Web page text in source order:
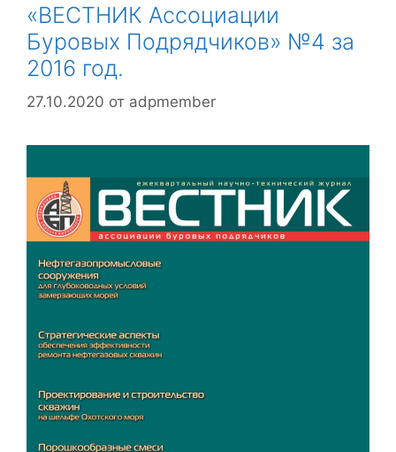
«ВЕСТНИК Ассоциации
Буровых Подрядчиков» №4 за
2016 год.
27.10.2020 от adpmember